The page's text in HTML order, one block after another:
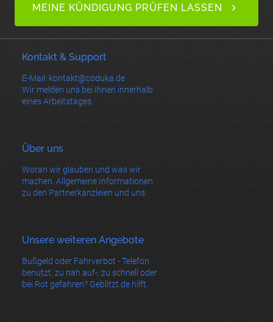
MEINE KÜNDIGUNG PRÜFEN LASSEN
Kontakt & Support
E-Mail: kontakt@coduka.de
Wir melden uns bei Ihnen innerhalb
eines Arbeitstages.
Über uns
Woran wir glauben und was wir
machen. Allgemeine Informationen
zu den Partnerkanzleien und uns.
Unsere weiteren Angebote
Bußgeld oder Fahrverbot - Telefon
benutzt, zu nah auf-, zu schnell oder
bei Rot gefahren? Geblitzt.de hilft.